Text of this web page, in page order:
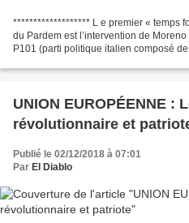
******************* L e premier « temps
du Pardem est l’intervention de
P101 (parti politique italien composé
UNION EUROPÉENNE :
révolutionnaire et
Publié le 02/12/2018 à 07:01
Par El Diablo